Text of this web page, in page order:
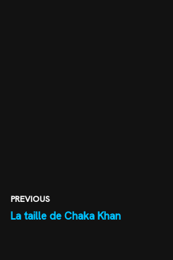
PREVIOUS
La taille de Chaka Khan